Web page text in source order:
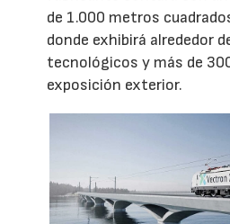
de 1.000 metros
donde exhibirá alrededor
tecnológicos y más de
exposición exterior.